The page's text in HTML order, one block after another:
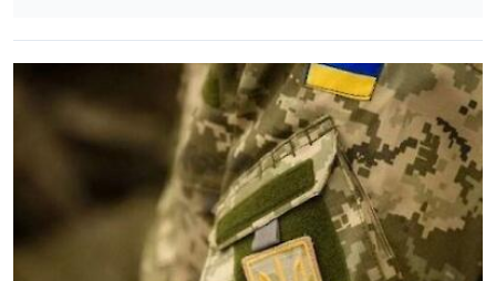
Мужчин после 60 лет могут взять в ВСУ: кто может
попасть в армию
Николай Потика